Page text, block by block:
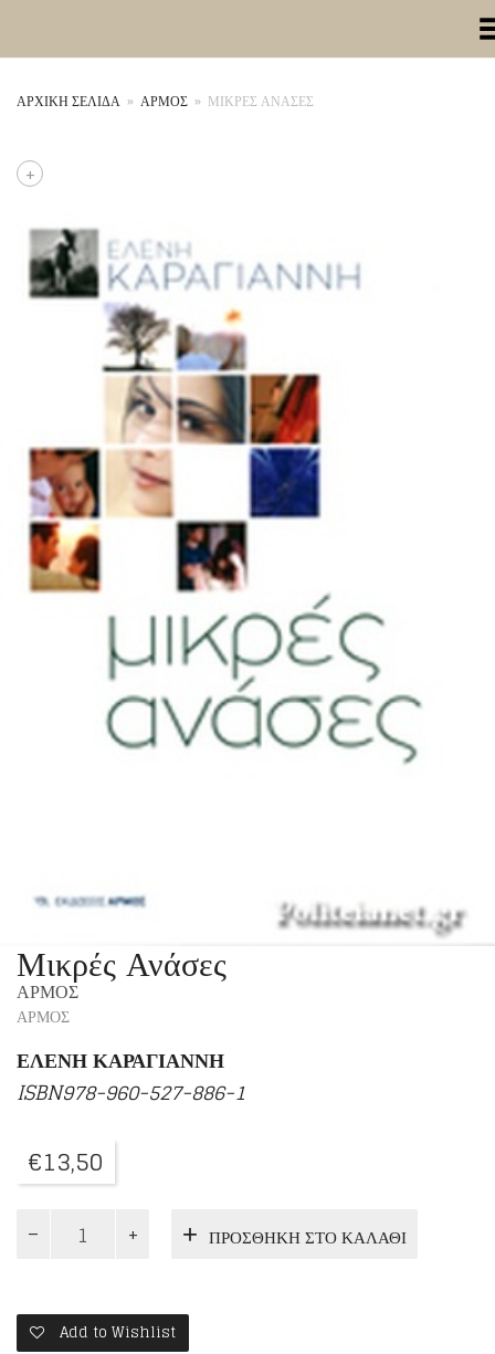
Toggle
ΑΡΧΙΚΉ ΣΕΛΊΔΑ » ΑΡΜΟΣ » ΜΙΚΡΈΣ ΑΝΆΣΕΣ
+
Μικρές Ανάσες
ΑΡΜΟΣ
ΑΡΜΟΣ
ΕΛΕΝΗ ΚΑΡΑΓΙΑΝΝΗ
ISBN978-960-527-886-1
€13,50
Ανάσες
ΠΡΟΣΘΉΚΗ ΣΤΟ ΚΑΛΆΘΙ
Add to Wishlist